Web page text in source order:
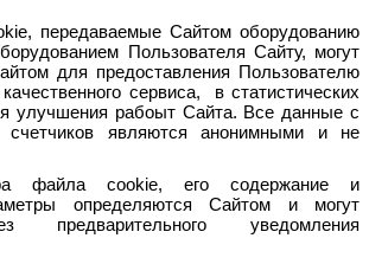
передаваемые Сайтом оборудованию
Пользователя Сайту, могут
для предоставления Пользователю
сервиса, в статистических
улучшения рабоыт Сайта. Все данные с
являются анонимными и не
файла cookie, его содержание и
определяются Сайтом и могут
предварительного уведомления